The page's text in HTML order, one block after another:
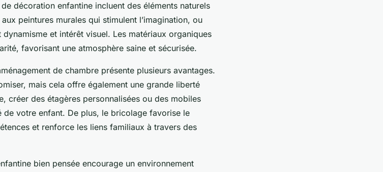
décoration enfantine incluent des éléments naturels
peintures murales qui stimulent l’imagination, ou
et intérêt visuel. Les matériaux organiques
favorisant une atmosphère saine et sécurisée.
de chambre présente plusieurs avantages.
mais cela offre également une grande liberté
créer des étagères personnalisées ou des mobiles
de votre enfant. De plus, le bricolage favorise le
et renforce les liens familiaux à travers des
bien pensée encourage un environnement